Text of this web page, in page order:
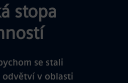
stopa
se stali
odvětví v oblasti